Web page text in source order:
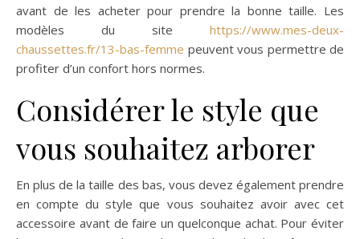
avant de les acheter pour prendre la bonne taille. Les
modèles du site https://www.mes-deux-
chaussettes.fr/13-bas-femme peuvent vous permettre de
profiter d’un confort hors normes.
Considérer le style que
vous souhaitez arborer
En plus de la taille des bas, vous devez également prendre
en compte du style que vous souhaitez avoir avec cet
accessoire avant de faire un quelconque achat. Pour éviter